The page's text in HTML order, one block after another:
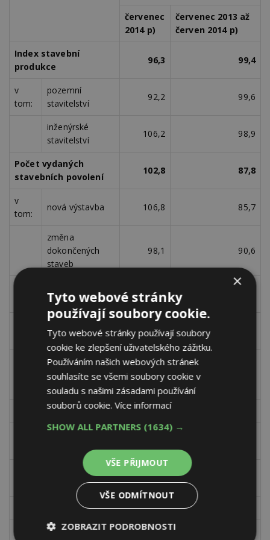
červenec
2014 p)
červenec 2013 až
červen 2014 p)
Index stavební
produkce
96,3 99,4
v
tom:
pozemní
stavitelství
92,2 99,6
inženýrské
stavitelství
106,2 98,9
Počet vydaných
stavebních povolení
102,8 87,8
v
tom:
nová výstavba 106,8 85,7
změna
dokončených
staveb
98,1 90,6
97,8
nová výstavba 99,2
změna
dokončených
staveb
95,6
Zahájené byty 122,9
v rodinných
v bytových
domech
162,8
Dokončené byty 104,5
v rodinných
×
Tyto webové stránky
používají soubory cookie.
Tyto webové stránky používají soubory
cookie ke zlepšení uživatelského zážitku.
Používáním našich webových stránek
souhlasíte se všemi soubory cookie v
souladu s našimi zásadami používání
souborů cookie.Více informací
SHOW ALL PARTNERS (1634) →
VŠE PŘIJMOUT
VŠE ODMÍTNOUT
ZOBRAZIT PODROBNOSTI